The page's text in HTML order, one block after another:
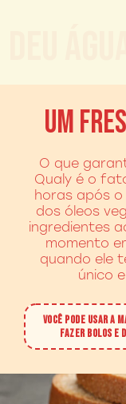
UM
O que
Qualy é o
horas após
dos óleos
ingredientes
momento
quando ele
único
VOCÊ PODE USAR A
FAZER BOLOS E